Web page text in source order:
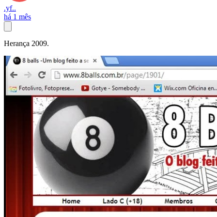
.yf..
há 1 mês
Herança 2009.